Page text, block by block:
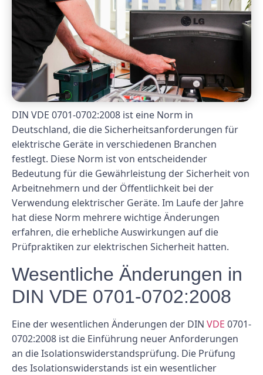
DIN VDE 0701-0702:2008 ist eine Norm in
Deutschland, die die Sicherheitsanforderungen für
elektrische Geräte in verschiedenen Branchen
festlegt. Diese Norm ist von entscheidender
Bedeutung für die Gewährleistung der Sicherheit von
Arbeitnehmern und der Öffentlichkeit bei der
Verwendung elektrischer Geräte. Im Laufe der Jahre
hat diese Norm mehrere wichtige Änderungen
erfahren, die erhebliche Auswirkungen auf die
Prüfpraktiken zur elektrischen Sicherheit hatten.
Wesentliche Änderungen in
DIN VDE 0701-0702:2008
Eine der wesentlichen Änderungen der DIN VDE 0701-
0702:2008 ist die Einführung neuer Anforderungen
an die Isolationswiderstandsprüfung. Die Prüfung
des Isolationswiderstands ist ein wesentlicher